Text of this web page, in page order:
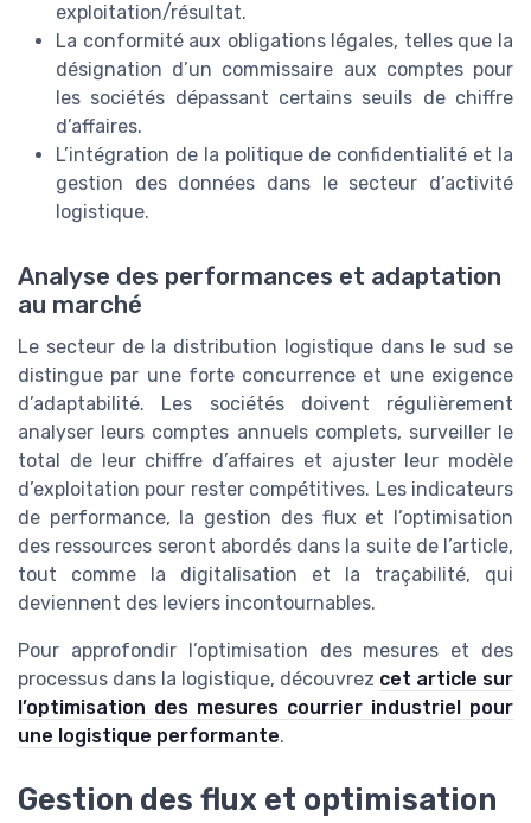
exploitation/résultat.
La conformité aux obligations légales, telles que la
désignation d’un commissaire aux comptes pour
les sociétés dépassant certains seuils de chiffre
d’affaires.
L’intégration de la politique de confidentialité et la
gestion des données dans le secteur d’activité
logistique.
Analyse des performances et adaptation
au marché
Le secteur de la distribution logistique dans le sud se
distingue par une forte concurrence et une exigence
d’adaptabilité. Les sociétés doivent régulièrement
analyser leurs comptes annuels complets, surveiller le
total de leur chiffre d’affaires et ajuster leur modèle
d’exploitation pour rester compétitives. Les indicateurs
de performance, la gestion des flux et l’optimisation
des ressources seront abordés dans la suite de l’article,
tout comme la digitalisation et la traçabilité, qui
deviennent des leviers incontournables.
Pour approfondir l’optimisation des mesures et des
processus dans la logistique, découvrez cet article sur
l’optimisation des mesures courrier industriel pour
une logistique performante.
Gestion des flux et optimisation